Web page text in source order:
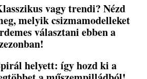
vagy trendi? Nézd
melyik csizmamodelleket
választani ebben a
helyett: így hozd ki a